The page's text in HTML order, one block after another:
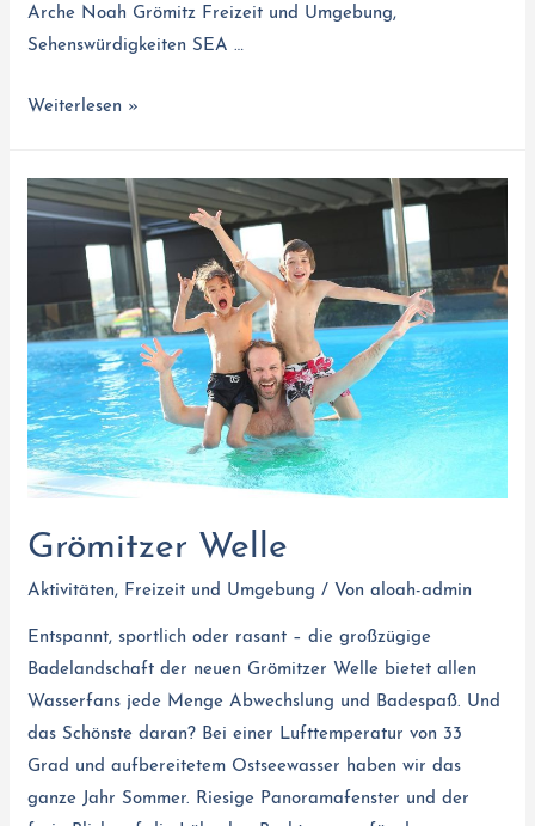
Arche Noah Grömitz Freizeit und Umgebung,
Sehenswürdigkeiten SEA …
Weiterlesen »
Grömitzer Welle
Aktivitäten, Freizeit und Umgebung / Vonaloah-admin
Entspannt, sportlich oder rasant – die großzügige
Badelandschaft der neuen Grömitzer Welle bietet allen
Wasserfans jede Menge Abwechslung und Badespaß. Und
das Schönste daran? Bei einer Lufttemperatur von 33
Grad und aufbereitetem Ostseewasser haben wir das
ganze Jahr Sommer. Riesige Panoramafenster und der